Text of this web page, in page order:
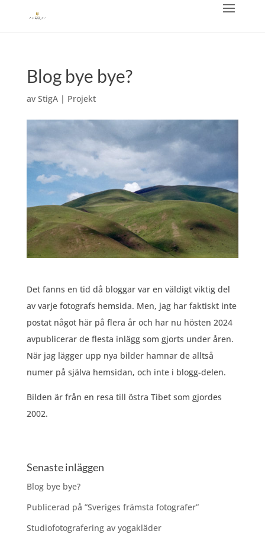
Blog bye bye?
av StigA| Projekt
Det fanns en tid då bloggar var en väldigt viktig del
av varje fotografs hemsida. Men, jag har faktiskt inte
postat något här på flera år och har nu hösten 2024
avpublicerar de flesta inlägg som gjorts under åren.
När jag lägger upp nya bilder hamnar de alltså
numer på själva hemsidan, och inte i blogg-delen.
Bilden är från en resa till östra Tibet som gjordes
2002.
Senaste inläggen
Blog bye bye?
Publicerad på ”Sveriges främsta fotografer”
Studiofotografering av yogakläder